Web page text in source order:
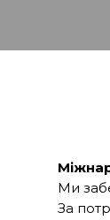
Ми
За